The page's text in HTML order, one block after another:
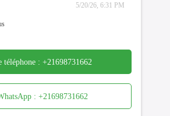
5/20/26, 6:31 PM
téléphone :+21698731662
: +21698731662